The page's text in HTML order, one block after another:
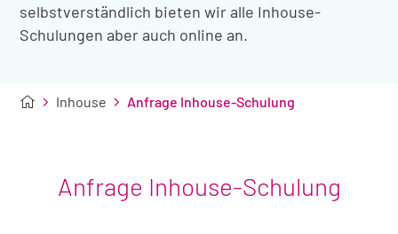
selbstverständlich bieten wir alle Inhouse-
Schulungen aber auch online an.
Inhouse Anfrage Inhouse-Schulung
Anfrage Inhouse-Schulung